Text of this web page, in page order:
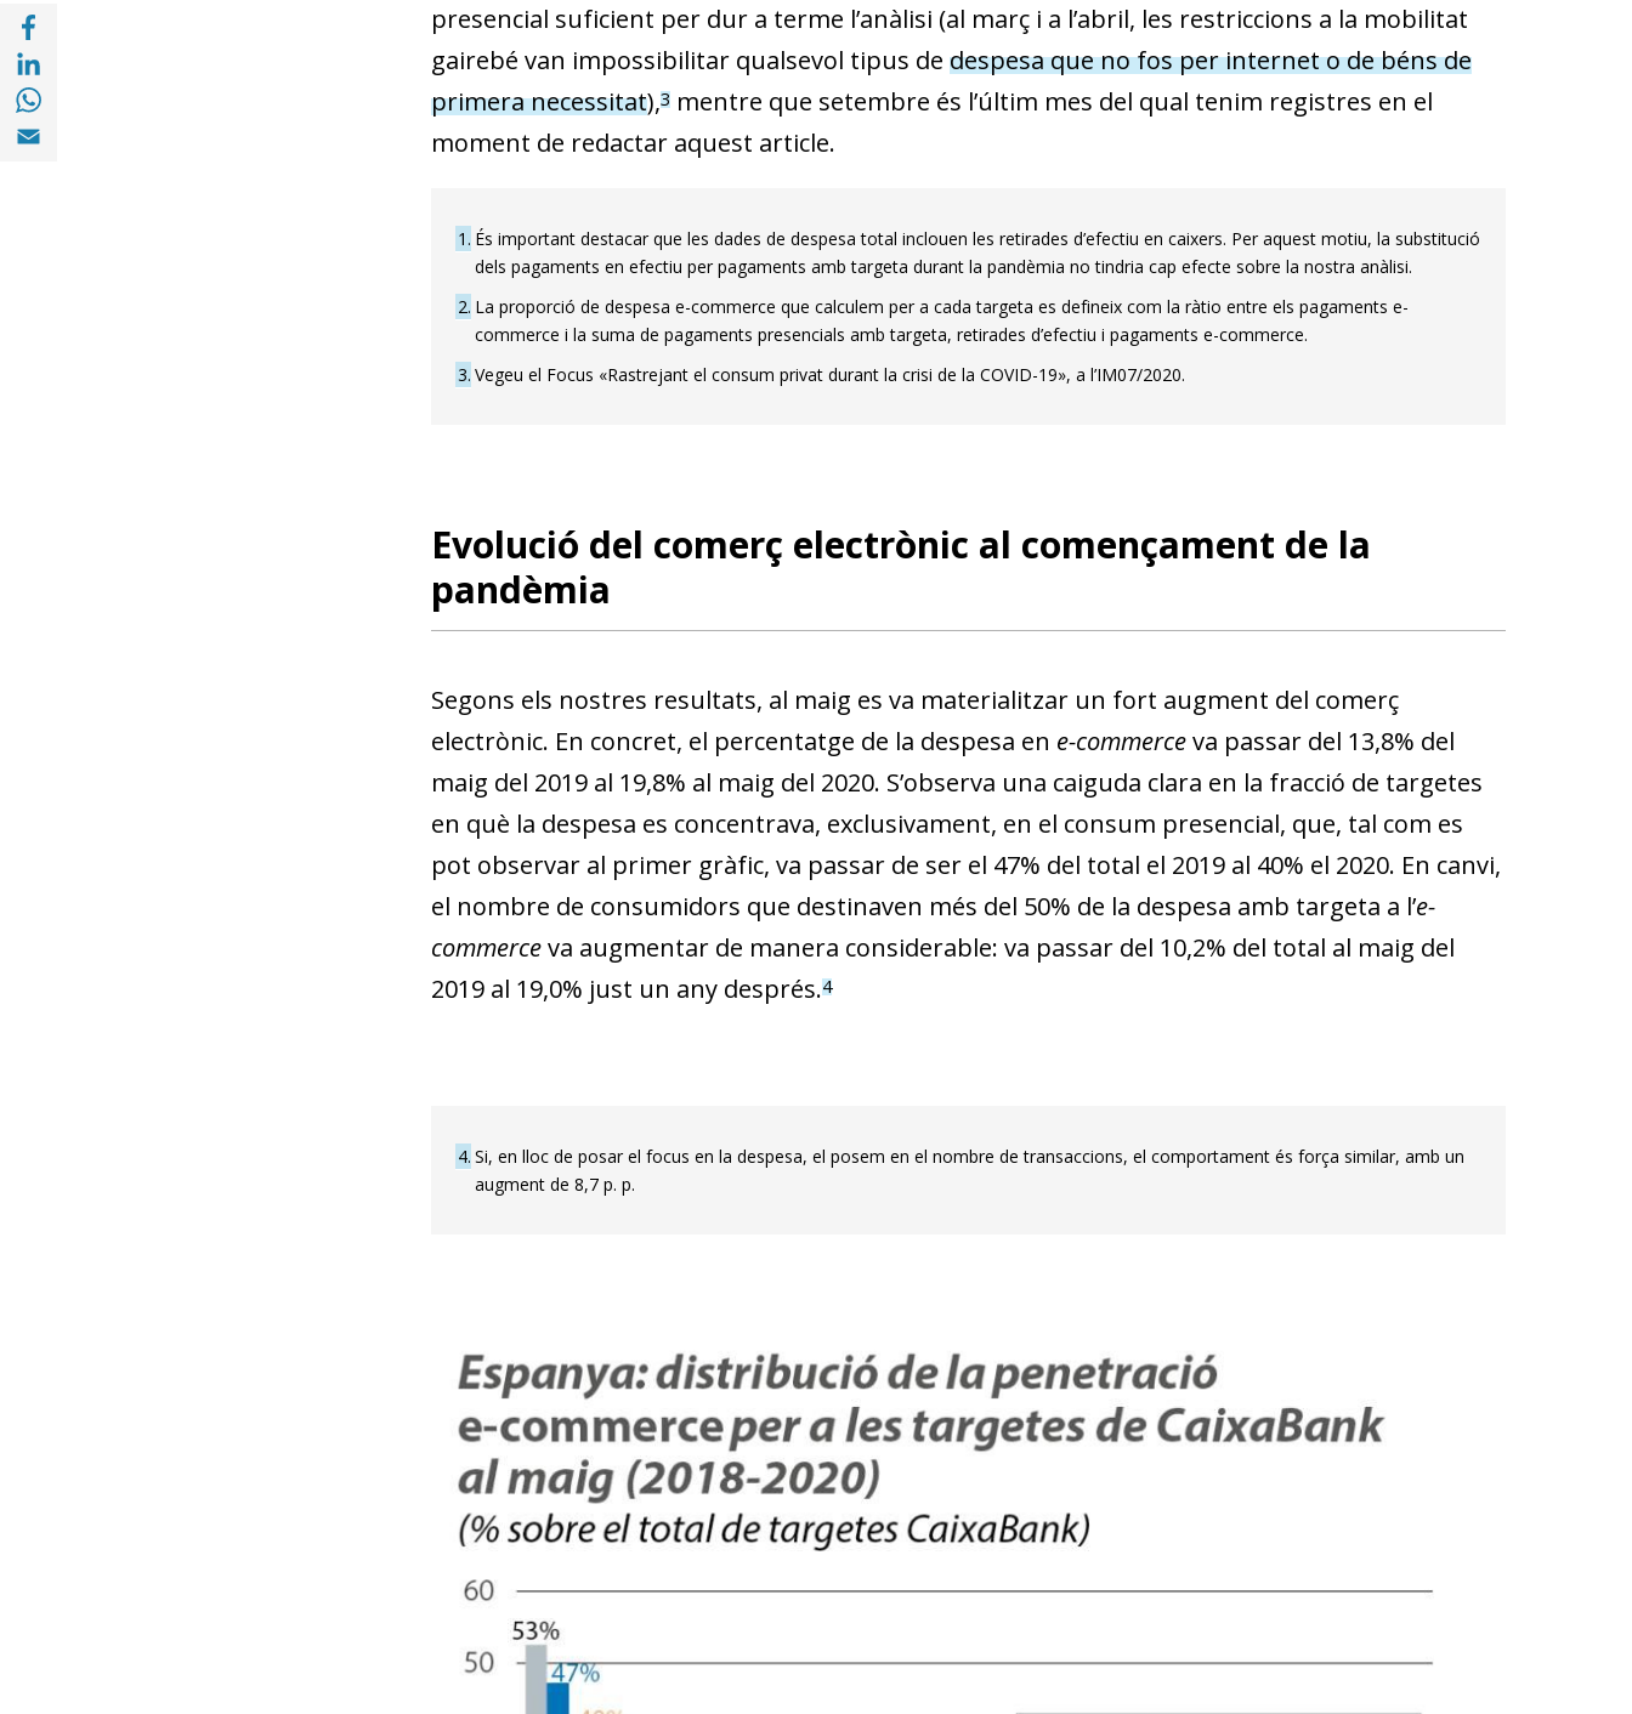
Compartir a Facebook (opens in a new window)
Compartir a with Linkedin (opens in a new window)
Compartir a with Whatsapp (opens in a new window)
Compartir a Email (opens in a new window)
presencial suficient per dur a terme l’anàlisi (al març i a l’abril, les restriccions a la mobilitat
gairebé van impossibilitar qualsevol tipus de despesa que no fos per internet o de béns de
primera necessitat),3mentre que setembre és l’últim mes del qual tenim registres en el
moment de redactar aquest article.
1 És important destacar que les dades de despesa total inclouen les retirades d’efectiu en caixers. Per aquest motiu, la substitució
dels pagaments en efectiu per pagaments amb targeta durant la pandèmia no tindria cap efecte sobre la nostra anàlisi.
2 La proporció de despesa e-commerce que calculem per a cada targeta es defineix com la ràtio entre els pagaments e-
commerce i la suma de pagaments presencials amb targeta, retirades d’efectiu i pagaments e-commerce.
3 Vegeu el Focus «Rastrejant el consum privat durant la crisi de la COVID-19», a l’IM07/2020.
Evolució del comerç electrònic al començament de la
pandèmia
Segons els nostres resultats, al maig es va materialitzar un fort augment del comerç
electrònic. En concret, el percentatge de la despesa en e-commerceva passar del 13,8% del
maig del 2019 al 19,8% al maig del 2020. S’observa una caiguda clara en la fracció de targetes
en què la despesa es concentrava, exclusivament, en el consum presencial, que, tal com es
pot observar al primer gràfic, va passar de ser el 47% del total el 2019 al 40% el 2020. En canvi,
el nombre de consumidors que destinaven més del 50% de la despesa amb targeta a l’e-
commerceva augmentar de manera considerable: va passar del 10,2% del total al maig del
2019 al 19,0% just un any després.4
4 Si, en lloc de posar el focus en la despesa, el posem en el nombre de transaccions, el comportament és força similar, amb un
augment de 8,7 p. p.